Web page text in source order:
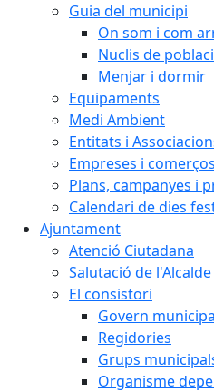
Guia del municipi
On som i com
Nuclis de
Menjar i dormir
Equipaments
Medi Ambient
Entitats i
Empreses i comerços
Plans, campanyes i
Calendari de dies
Ajuntament
Atenció Ciutadana
Salutació de l'Alcalde
El consistori
Govern
Regidories
Grups
Organisme